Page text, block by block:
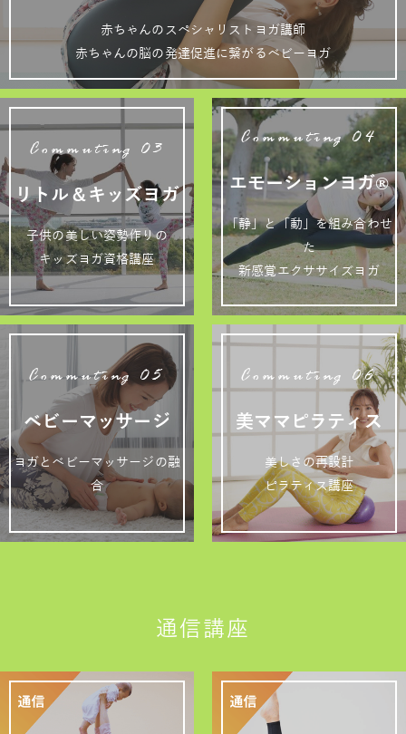
赤ちゃんのスペシャリストヨガ講師
赤ちゃんの脳の発達促進に繋がるベビーヨガ
Commuting 03
リトル＆キッズヨガ
子供の美しい姿勢作りの
キッズヨガ資格講座
Commuting 04
エモーションヨガ®
「静」と「動」を組み合わせ
た
新感覚エクササイズヨガ
Commuting 05
ベビーマッサージ
ヨガとベビーマッサージの融
合
Commuting 06
美ママピラティス
美しさの再設計
ピラティス講座
通信講座